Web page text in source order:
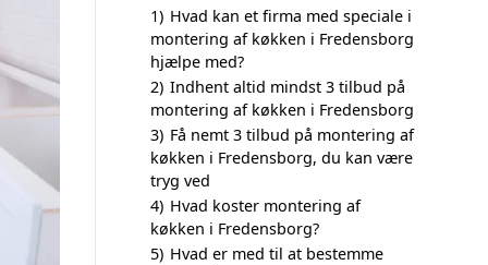
1) Hvad kan et firma med speciale i
montering af køkken i Fredensborg
hjælpe med?
2) Indhent altid mindst 3 tilbud på
montering af køkken i Fredensborg
3) Få nemt 3 tilbud på montering af
køkken i Fredensborg, du kan være
tryg ved
4) Hvad koster montering af
køkken i Fredensborg?
5) Hvad er med til at bestemme